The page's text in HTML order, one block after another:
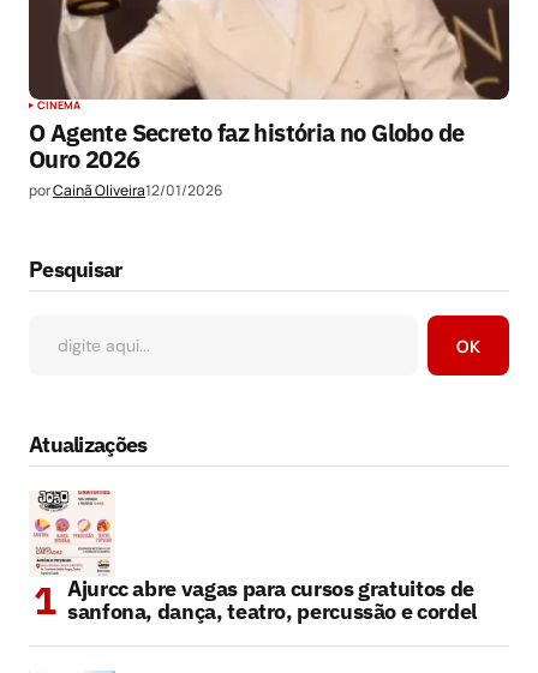
CINEMA
O Agente Secreto faz história no Globo de
Ouro 2026
porCainã Oliveira12/01/2026
Pesquisar
OK
Atualizações
Ajurcc abre vagas para cursos gratuitos de
sanfona, dança, teatro, percussão e cordel